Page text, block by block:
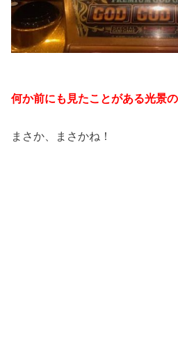
何か前にも見たことがある光景
まさか、まさかね！